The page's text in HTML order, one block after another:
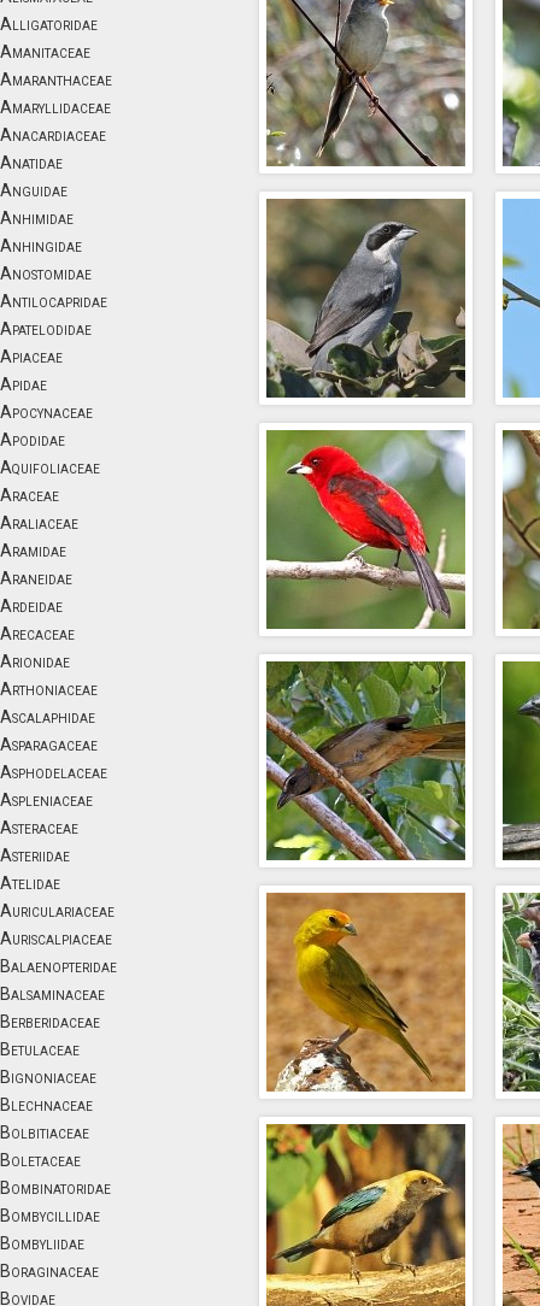
Alligatoridae
Amanitaceae
Amaranthaceae
Amaryllidaceae
Anacardiaceae
Anatidae
Anguidae
Anhimidae
Anhingidae
Anostomidae
Antilocapridae
Apatelodidae
Apiaceae
Apidae
Apocynaceae
Apodidae
Aquifoliaceae
Araceae
Araliaceae
Aramidae
Araneidae
Ardeidae
Arecaceae
Arionidae
Arthoniaceae
Ascalaphidae
Asparagaceae
Asphodelaceae
Aspleniaceae
Asteraceae
Asteriidae
Atelidae
Auriculariaceae
Auriscalpiaceae
Balaenopteridae
Balsaminaceae
Berberidaceae
Betulaceae
Bignoniaceae
Blechnaceae
Bolbitiaceae
Boletaceae
Bombinatoridae
Bombycillidae
Bombyliidae
Boraginaceae
Bovidae